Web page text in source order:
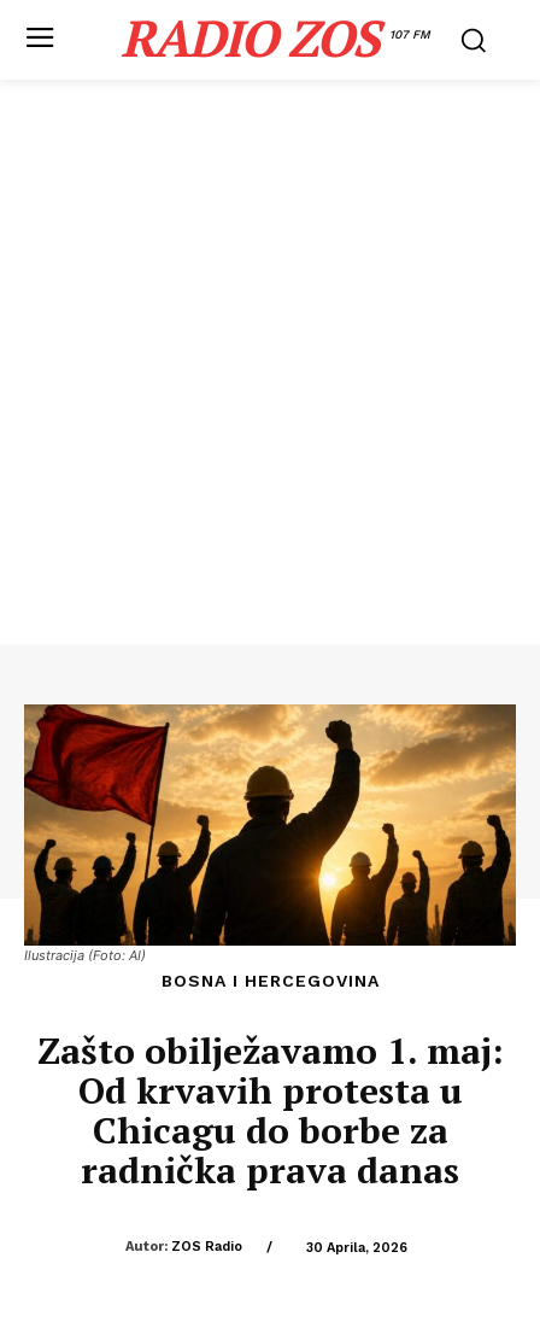
RADIO ZOS 107 FM
Ilustracija (Foto: AI)
BOSNA I HERCEGOVINA
Zašto obilježavamo 1. maj:
Od krvavih protesta u
Chicagu do borbe za
radnička prava danas
Autor: ZOS Radio / 30 Aprila, 2026